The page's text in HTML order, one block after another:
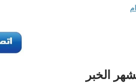
الخبر